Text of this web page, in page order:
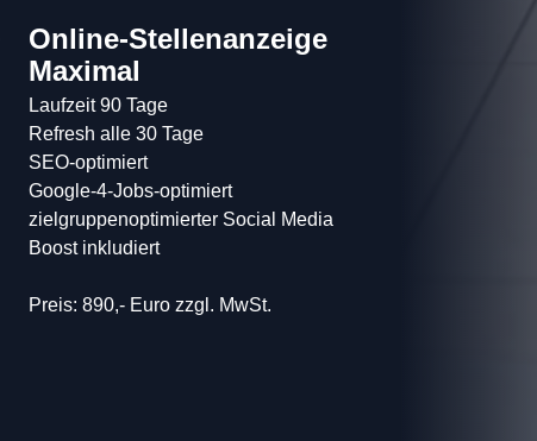
Online-Stellenanzeige
Maximal
Laufzeit 90 Tage
Refresh alle 30 Tage
SEO-optimiert
Google-4-Jobs-optimiert
zielgruppenoptimierter Social Media
Boost inkludiert
Preis: 890,- Euro zzgl. MwSt.